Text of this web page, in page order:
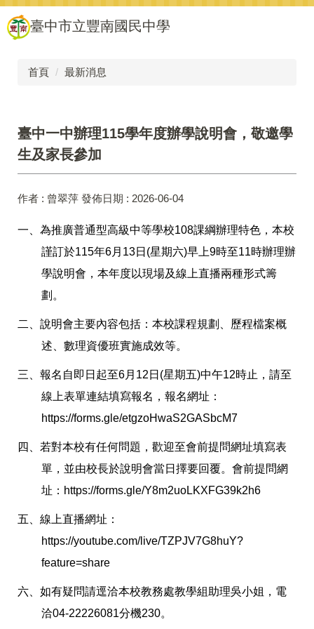
跳
到
主
臺中市立豐南國民中學
首頁 最新消息
臺中一中辦理115學年度辦學說明會，敬邀學
生及家長參加
作者 : 曾翠萍 發佈日期 : 2026-06-04
一、為推廣普通型高級中等學校108課綱辦理特色，本校
謹訂於115年6月13日(星期六)早上9時至11時辦理辦
學說明會，本年度以現場及線上直播兩種形式籌
劃。
二、說明會主要內容包括：本校課程規劃、歷程檔案概
述、數理資優班實施成效等。
三、報名自即日起至6月12日(星期五)中午12時止，請至
線上表單連結填寫報名，報名網址：
https://forms.gle/etgzoHwaS2GASbcM7
四、若對本校有任何問題，歡迎至會前提問網址填寫表
單，並由校長於說明會當日擇要回覆。會前提問網
址：https://forms.gle/Y8m2uoLKXFG39k2h6
五、線上直播網址：
https://youtube.com/live/TZPJV7G8huY?
feature=share
六、如有疑問請逕洽本校教務處教學組助理吳小姐，電
洽04-22226081分機230。